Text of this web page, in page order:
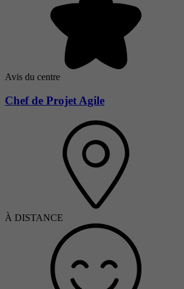
Avis du centre
Chef de Projet Agile
À DISTANCE